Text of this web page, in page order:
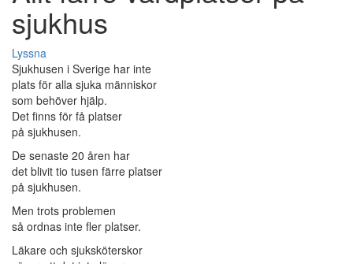
sjukhus
Lyssna
Sjukhusen i Sverige har inte
plats för alla sjuka människor
som behöver hjälp.
Det finns för få platser
på sjukhusen.
De senaste 20 åren har
det blivit tio tusen färre platser
på sjukhusen.
Men trots problemen
så ordnas inte fler platser.
Läkare och sjuksköterskor